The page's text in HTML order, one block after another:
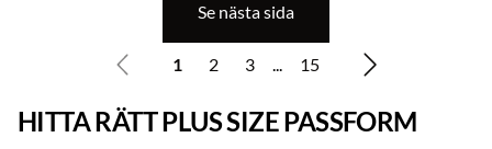
Se nästa sida
1 2 3 ... 15
HITTA RÄTT PLUS SIZE PASSFORM